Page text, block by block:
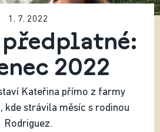
1. 7. 2022
předplatné:
2022
Kateřina přímo z farmy
kde strávila měsíc s rodinou
Rodriguez.